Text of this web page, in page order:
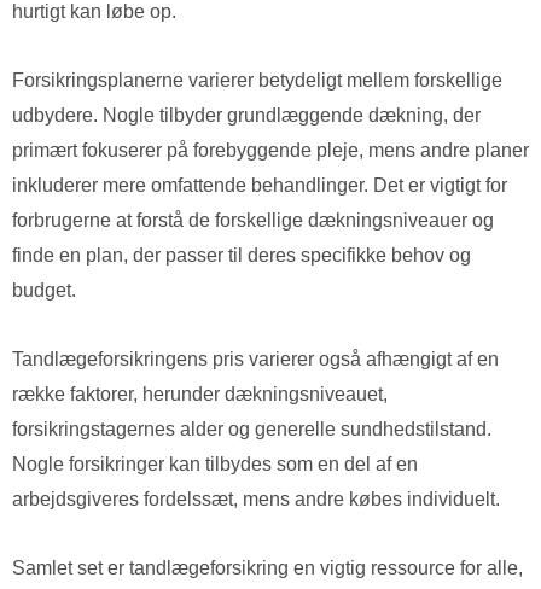
hurtigt kan løbe op.
Forsikringsplanerne varierer betydeligt mellem forskellige
udbydere. Nogle tilbyder grundlæggende dækning, der
primært fokuserer på forebyggende pleje, mens andre planer
inkluderer mere omfattende behandlinger. Det er vigtigt for
forbrugerne at forstå de forskellige dækningsniveauer og
finde en plan, der passer til deres specifikke behov og
budget.
Tandlægeforsikringens pris varierer også afhængigt af en
række faktorer, herunder dækningsniveauet,
forsikringstagernes alder og generelle sundhedstilstand.
Nogle forsikringer kan tilbydes som en del af en
arbejdsgiveres fordelssæt, mens andre købes individuelt.
Samlet set er tandlægeforsikring en vigtig ressource for alle,